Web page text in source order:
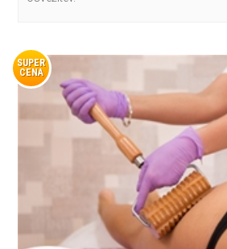
SUPER
CENA